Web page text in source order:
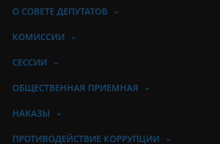
О СОВЕТЕ ДЕПУТАТОВ
КОМИССИИ
СЕССИИ
ОБЩЕСТВЕННАЯ ПРИЕМНАЯ
НАКАЗЫ
ПРОТИВОДЕЙСТВИЕ КОРРУПЦИИ